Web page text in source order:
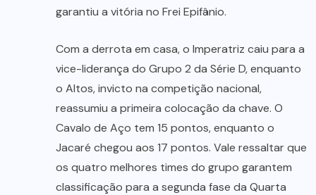
garantiu a vitória no Frei Epifânio.
Com a derrota em casa, o Imperatriz caiu para a
vice-liderança do Grupo 2 da Série D, enquanto
o Altos, invicto na competição nacional,
reassumiu a primeira colocação da chave. O
Cavalo de Aço tem 15 pontos, enquanto o
Jacaré chegou aos 17 pontos. Vale ressaltar que
os quatro melhores times do grupo garantem
classificação para a segunda fase da Quarta